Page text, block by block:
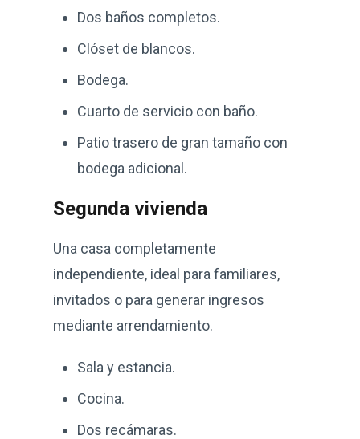
Dos baños completos.
Clóset de blancos.
Bodega.
Cuarto de servicio con baño.
Patio trasero de gran tamaño con
bodega adicional.
Segunda vivienda
Una casa completamente
independiente, ideal para familiares,
invitados o para generar ingresos
mediante arrendamiento.
Sala y estancia.
Cocina.
Dos recámaras.